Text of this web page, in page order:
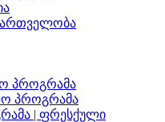
პროგრამა
პროგრამა
| ფრესქული